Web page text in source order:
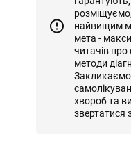
розміщуємо,
найвищим
мета -
читачів
методи
хвороб та
звертатися